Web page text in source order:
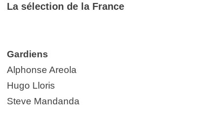
La sélection de la France
Gardiens
Alphonse Areola
Hugo Lloris
Steve Mandanda